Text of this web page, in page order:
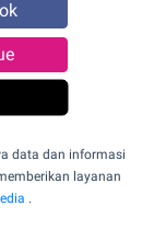
data dan informasi
layanan
.